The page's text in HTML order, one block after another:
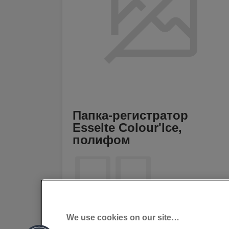
Папка-регистратор
Esselte Colour'Ice,
полифом
IN RU-RU]
We use cookies on our site…